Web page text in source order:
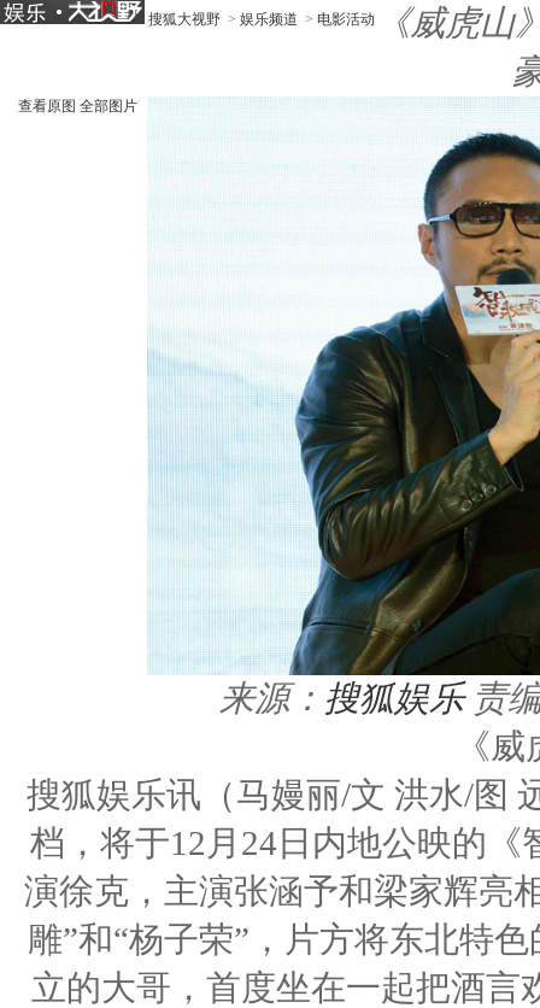
搜狐大视野 > 娱乐频道 > 电影活动
《威虎山
查看原图 全部图片
来源： 搜狐娱乐 责
《
搜狐娱乐讯（马嫚丽/文 洪水/图
档，将于12月24日内地公映的
演徐克，主演张涵予和梁家辉亮
雕”和“杨子荣”，片方将东北特
立的大哥，首度坐在一起把酒